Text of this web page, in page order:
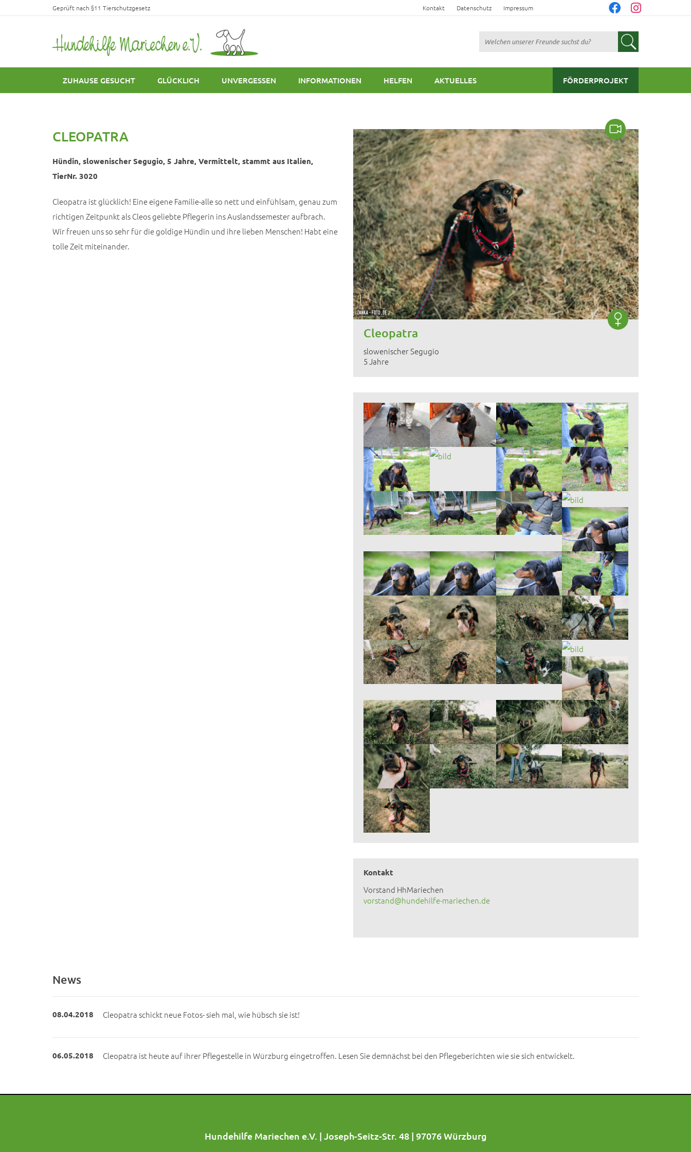
Geprüft nach §11 Tierschutzgesetz Kontakt Datenschutz Impressum
Suchen
ZUHAUSE GESUCHT GLÜCKLICH UNVERGESSEN INFORMATIONEN HELFEN AKTUELLES FÖRDERPROJEKT
CLEOPATRA
Hündin, slowenischer Segugio, 5 Jahre, Vermittelt, stammt aus Italien,
TierNr. 3020
Cleopatra ist glücklich! Eine eigene Familie-alle so nett und einfühlsam, genau zum
richtigen Zeitpunkt als Cleos geliebte Pflegerin ins Auslandssemester aufbrach.
Wir freuen uns so sehr für die goldige Hündin und ihre lieben Menschen! Habt eine
tolle Zeit miteinander.
Cleopatra
slowenischer Segugio
5 Jahre
Kontakt
Vorstand HhMariechen
vorstand@hundehilfe-mariechen.de
News
08.04.2018 Cleopatra schickt neue Fotos- sieh mal, wie hübsch sie ist!
06.05.2018 Cleopatra ist heute auf ihrer Pflegestelle in Würzburg eingetroffen. Lesen Sie demnächst bei den Pflegeberichten wie sie sich entwickelt.
Hundehilfe Mariechen e.V. | Joseph-Seitz-Str. 48 | 97076 Würzburg